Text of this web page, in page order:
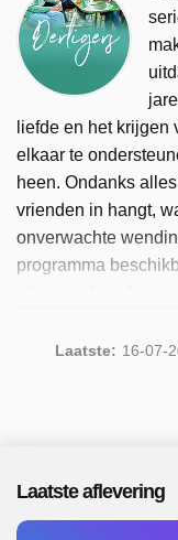
liefde en het
elkaar te
heen. Ondanks
vrienden in hangt,
onverwachte
programma
Laatste: 16-07-
Laatste aflevering